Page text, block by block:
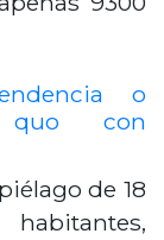
o
quo con
de 18